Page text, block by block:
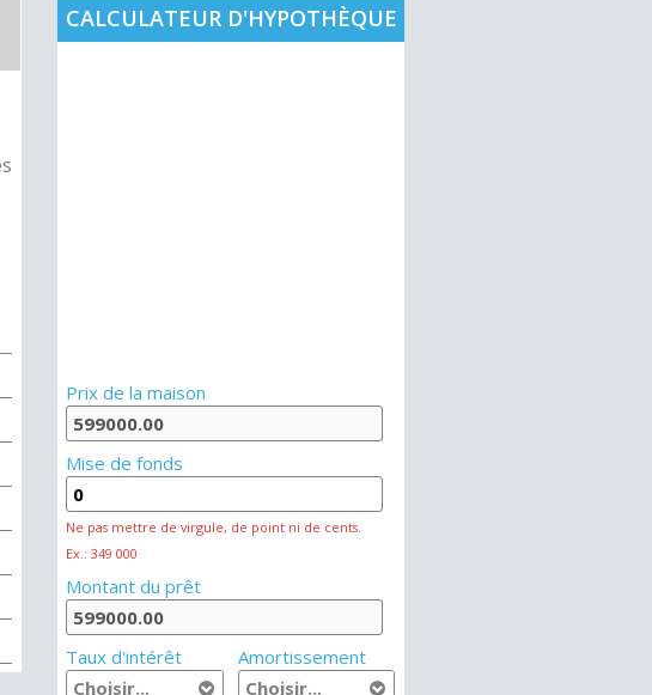
CALCULATEUR D'HYPOTHÈQUE
Prix de la maison
Mise de fonds
Ne pas mettre de virgule, de point ni de cents.
Ex.: 349 000
Montant du prêt
Taux d'intérêt Amortissement